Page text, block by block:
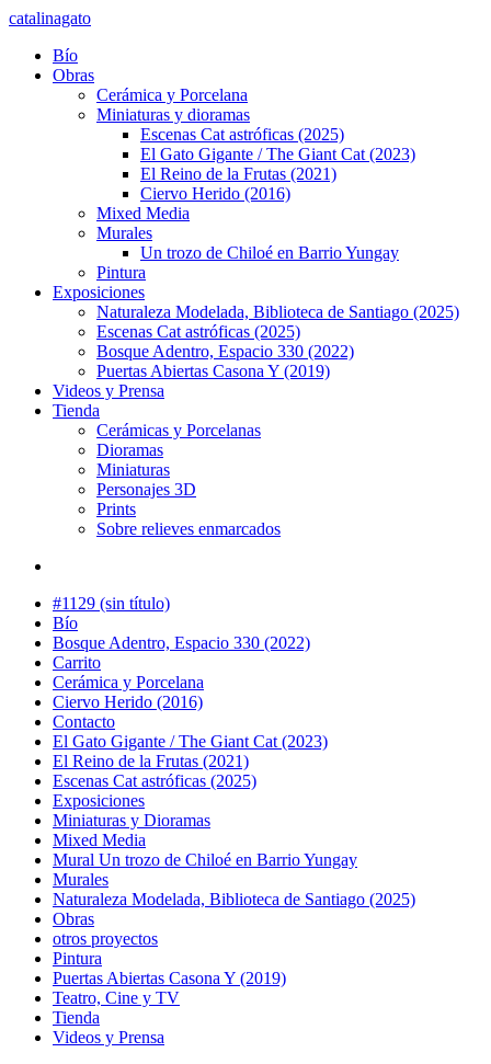
catalinagato
Bío
Obras
Cerámica y Porcelana
Miniaturas y dioramas
Escenas Cat astróficas (2025)
El Gato Gigante / The Giant Cat (2023)
El Reino de la Frutas (2021)
Ciervo Herido (2016)
Mixed Media
Murales
Un trozo de Chiloé en Barrio Yungay
Pintura
Exposiciones
Naturaleza Modelada, Biblioteca de Santiago (2025)
Escenas Cat astróficas (2025)
Bosque Adentro, Espacio 330 (2022)
Puertas Abiertas Casona Y (2019)
Videos y Prensa
Tienda
Cerámicas y Porcelanas
Dioramas
Miniaturas
Personajes 3D
Prints
Sobre relieves enmarcados
#1129 (sin título)
Bío
Bosque Adentro, Espacio 330 (2022)
Carrito
Cerámica y Porcelana
Ciervo Herido (2016)
Contacto
El Gato Gigante / The Giant Cat (2023)
El Reino de la Frutas (2021)
Escenas Cat astróficas (2025)
Exposiciones
Miniaturas y Dioramas
Mixed Media
Mural Un trozo de Chiloé en Barrio Yungay
Murales
Naturaleza Modelada, Biblioteca de Santiago (2025)
Obras
otros proyectos
Pintura
Puertas Abiertas Casona Y (2019)
Teatro, Cine y TV
Tienda
Videos y Prensa